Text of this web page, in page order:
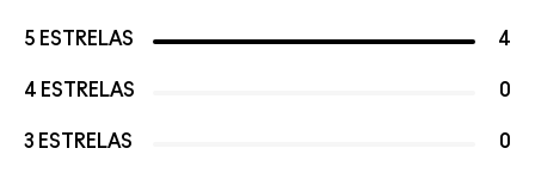
5 ESTRELAS 4
4 ESTRELAS 0
3 ESTRELAS 0